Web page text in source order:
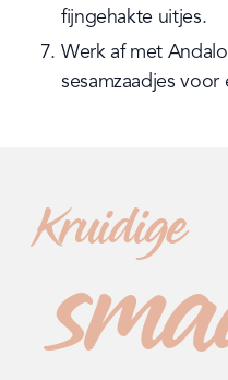
fijngehakte uitjes.
Werk af met
sesamzaadjes
Kruidige